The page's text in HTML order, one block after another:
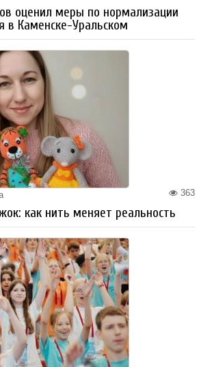
оценил меры по нормализации
в Каменске-Уральском
363
как нить меняет реальность